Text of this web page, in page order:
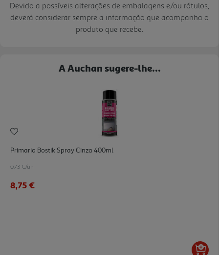
Devido a possíveis alterações de embalagens e/ou rótulos,
deverá considerar sempre a informação que acompanha o
produto que recebe.
A Auchan sugere-lhe...
Primario Bostik Spray Cinza 400ml
0.73 €/un
8,75 €